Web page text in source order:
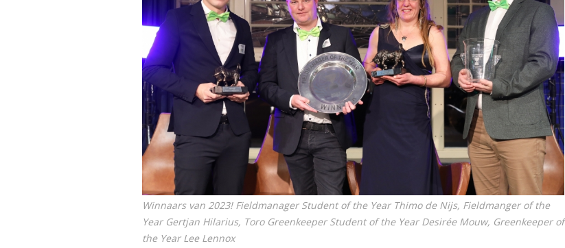
Winnaars van 2023! Fieldmanager Student of the Year Thimo de Nijs, Fieldmanger of the
Year Gertjan Hilarius, Toro Greenkeeper Student of the Year Desirée Mouw, Greenkeeper of
the Year Lee Lennox